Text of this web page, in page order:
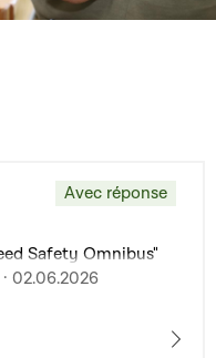
Avec réponse
Safety Omnibus"
02.06.2026